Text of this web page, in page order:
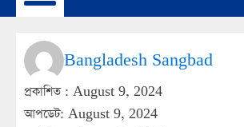
Bangladesh Sangbad
প্রকাশিত : August 9, 2024
আপডেট: August 9, 2024